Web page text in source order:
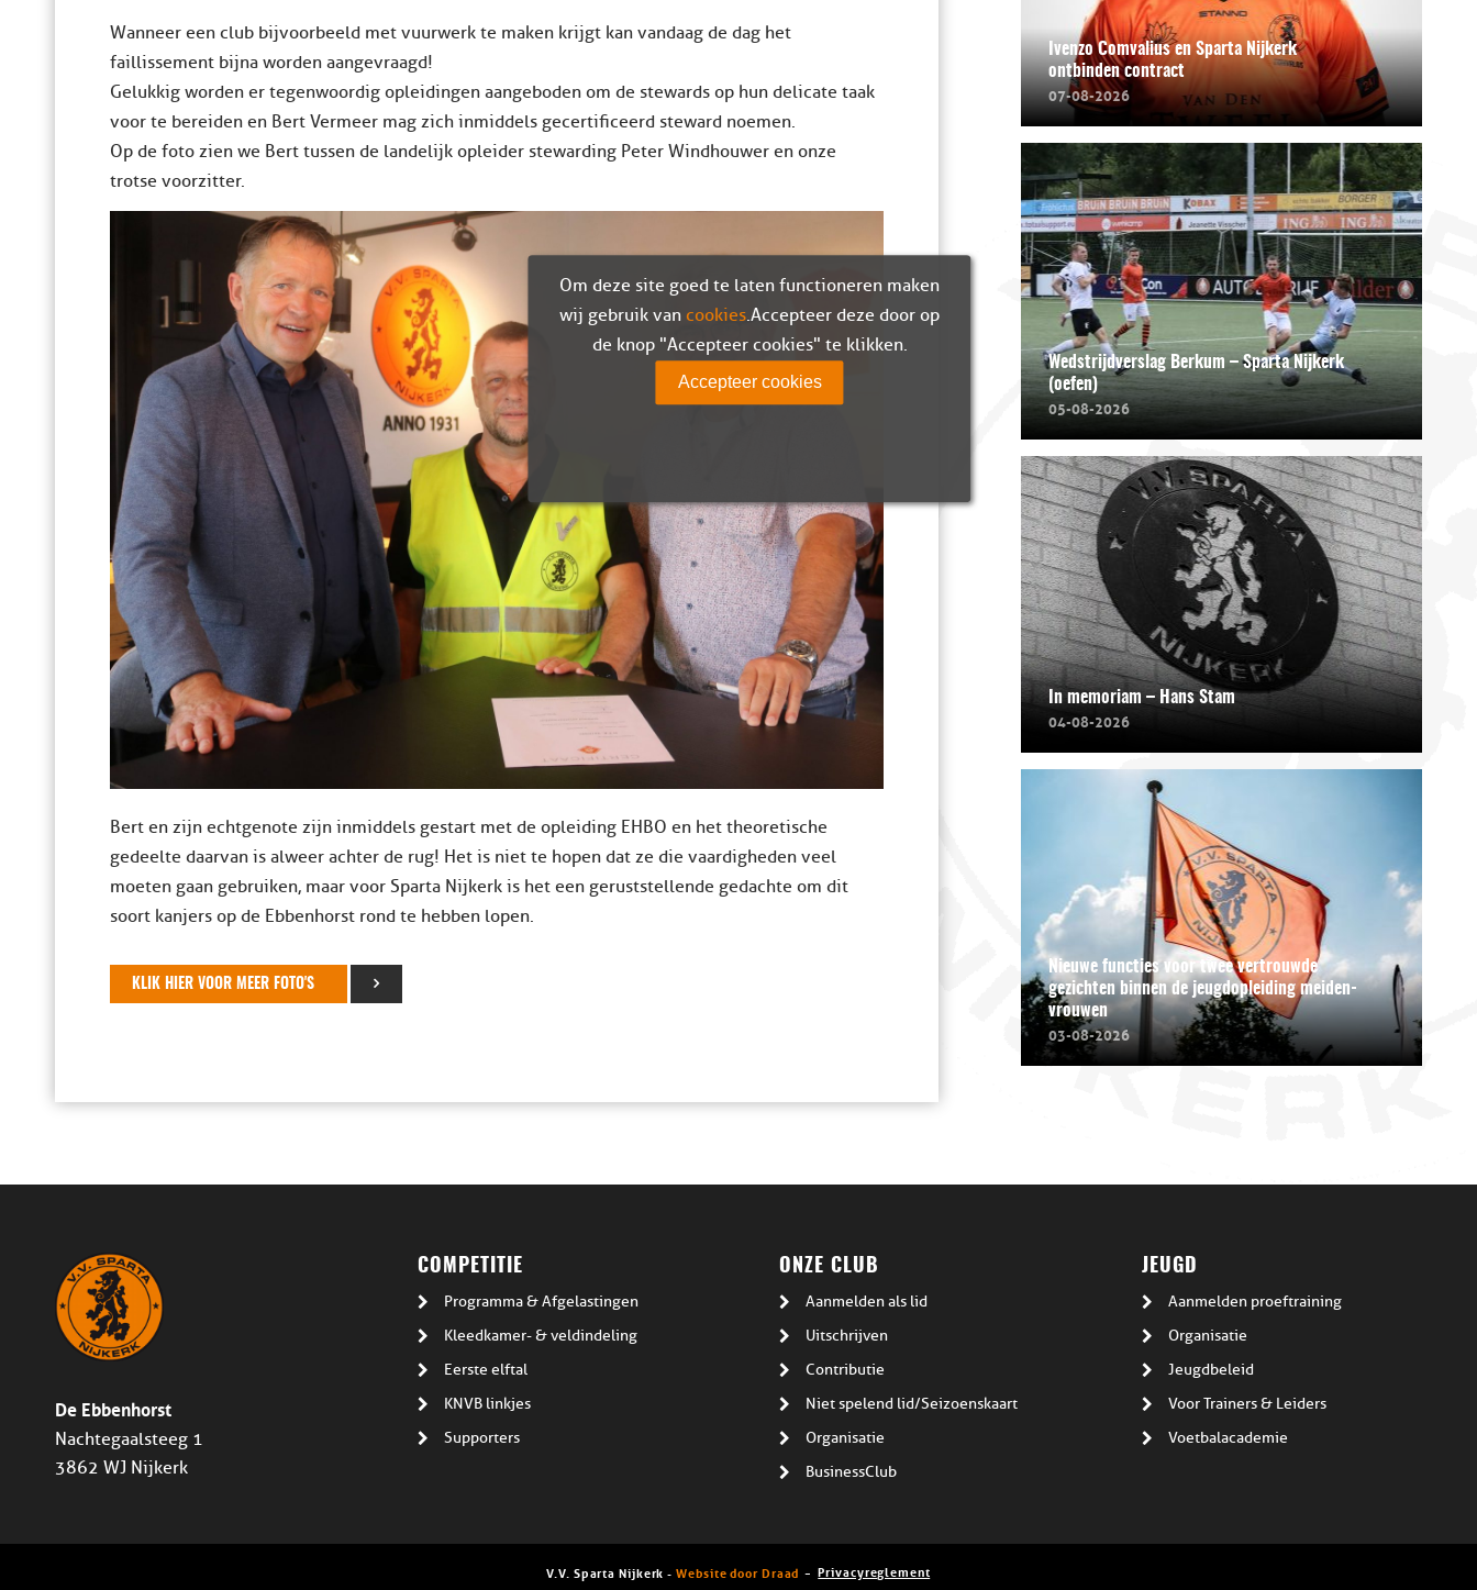
Wanneer een club bijvoorbeeld met vuurwerk te maken krijgt kan vandaag de dag het
faillissement bijna worden aangevraagd!
Gelukkig worden er tegenwoordig opleidingen aangeboden om de stewards op hun delicate taak
voor te bereiden en Bert Vermeer mag zich inmiddels gecertificeerd steward noemen.
Op de foto zien we Bert tussen de landelijk opleider stewarding Peter Windhouwer en onze
trotse voorzitter.
Bert en zijn echtgenote zijn inmiddels gestart met de opleiding EHBO en het theoretische
gedeelte daarvan is alweer achter de rug! Het is niet te hopen dat ze die vaardigheden veel
moeten gaan gebruiken, maar voor Sparta Nijkerk is het een geruststellende gedachte om dit
soort kanjers op de Ebbenhorst rond te hebben lopen.
KLIK HIER VOOR MEER FOTO'S
Ivenzo Comvalius en Sparta Nijkerk
ontbinden contract
07-08-2026
Wedstrijdverslag Berkum – Sparta Nijkerk
(oefen)
05-08-2026
In memoriam – Hans Stam
04-08-2026
Nieuwe functies voor twee vertrouwde
gezichten binnen de jeugdopleiding meiden-
vrouwen
03-08-2026
De Ebbenhorst
Nachtegaalsteeg 1
3862 WJ Nijkerk
COMPETITIE
Programma & Afgelastingen
Kleedkamer- & veldindeling
Eerste elftal
KNVB linkjes
Supporters
ONZE CLUB
Aanmelden als lid
Uitschrijven
Contributie
Niet spelend lid/Seizoenskaart
Organisatie
BusinessClub
JEUGD
Aanmelden proeftraining
Organisatie
Jeugdbeleid
Voor Trainers & Leiders
Voetbalacademie
V.V. Sparta Nijkerk -Website door Draad Privacyreglement
Om deze site goed te laten functioneren maken
wij gebruik van cookies. Accepteer deze door op
de knop "Accepteer cookies" te klikken.
Accepteer cookies